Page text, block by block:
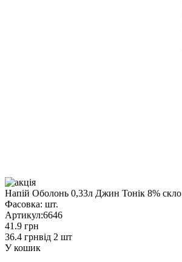
Напій Оболонь 0,33л Джин Тонік 8% скло
Фасовка: шт.
Артикул:6646
41.9 грн
36.4 грнвід 2 шт
У кошик